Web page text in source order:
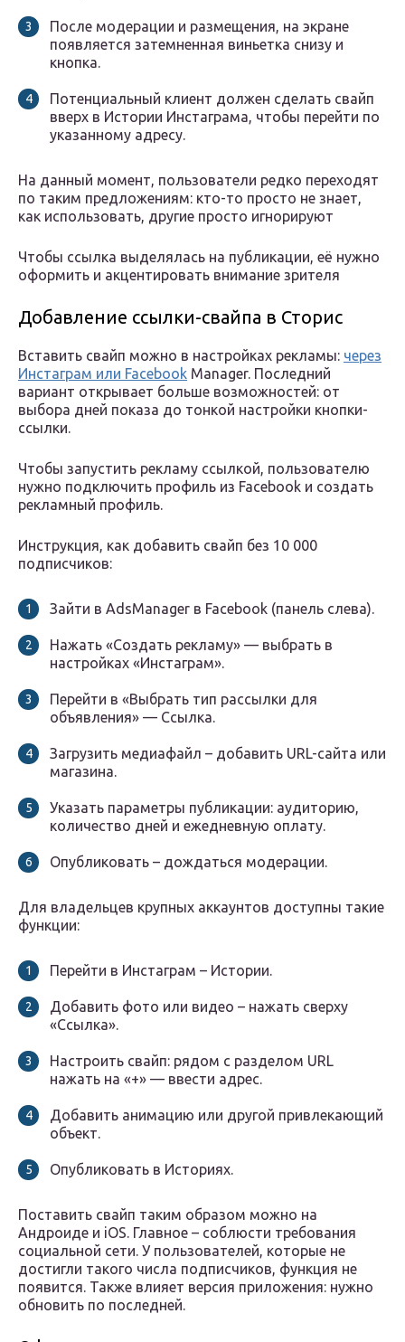
После модерации и размещения, на экране
появляется затемненная виньетка снизу и
кнопка.
Потенциальный клиент должен сделать свайп
вверх в Истории Инстаграма, чтобы перейти по
указанному адресу.
На данный момент, пользователи редко переходят
по таким предложениям: кто-то просто не знает,
как использовать, другие просто игнорируют
Чтобы ссылка выделялась на публикации, её нужно
оформить и акцентировать внимание зрителя
Добавление ссылки-свайпа в Сторис
Вставить свайп можно в настройках рекламы: через
Инстаграм или Facebook Manager. Последний
вариант открывает больше возможностей: от
выбора дней показа до тонкой настройки кнопки-
ссылки.
Чтобы запустить рекламу ссылкой, пользователю
нужно подключить профиль из Facebook и создать
рекламный профиль.
Инструкция, как добавить свайп без 10 000
подписчиков:
Зайти в AdsManager в Facebook (панель слева).
Нажать «Создать рекламу» — выбрать в
настройках «Инстаграм».
Перейти в «Выбрать тип рассылки для
объявления» — Ссылка.
Загрузить медиафайл – добавить URL-сайта или
магазина.
Указать параметры публикации: аудиторию,
количество дней и ежедневную оплату.
Опубликовать – дождаться модерации.
Для владельцев крупных аккаунтов доступны такие
функции:
Перейти в Инстаграм – Истории.
Добавить фото или видео – нажать сверху
«Ссылка».
Настроить свайп: рядом с разделом URL
нажать на «+» — ввести адрес.
Добавить анимацию или другой привлекающий
объект.
Опубликовать в Историях.
Поставить свайп таким образом можно на
Андроиде и iOS. Главное – соблюсти требования
социальной сети. У пользователей, которые не
достигли такого числа подписчиков, функция не
появится. Также влияет версия приложения: нужно
обновить по последней.